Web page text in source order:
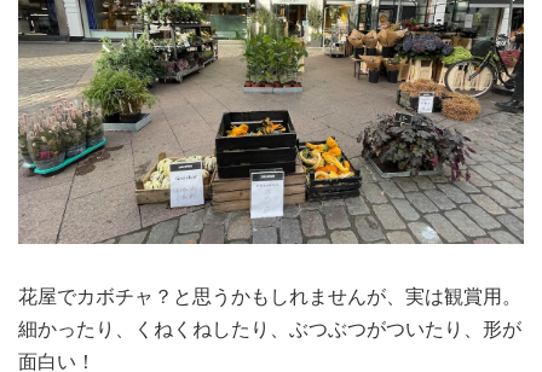
花屋でカボチャ？と思うかもしれませんが、実は観賞用。
細かったり、くねくねしたり、ぶつぶつがついたり、形が
面白い！